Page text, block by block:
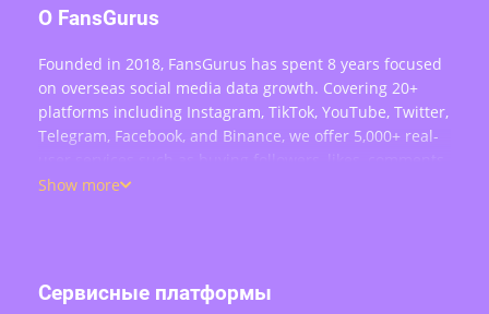
О FansGurus
Founded in 2018, FansGurus has spent 8 years focused
on overseas social media data growth. Covering 20+
platforms including Instagram, TikTok, YouTube, Twitter,
Telegram, Facebook, and Binance, we offer 5,000+ real-
views, retweets, and live stream engagement — serving
Show more
Сервисные платформы